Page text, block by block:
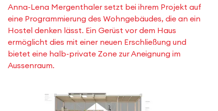
Anna-Lena Mergenthaler setzt bei ihrem Projekt auf
eine Programmierung des Wohngebäudes, die an ein
Hostel denken lässt. Ein Gerüst vor dem Haus
ermöglicht dies mit einer neuen Erschließung und
bietet eine halb-private Zone zur Aneignung im
Aussenraum.